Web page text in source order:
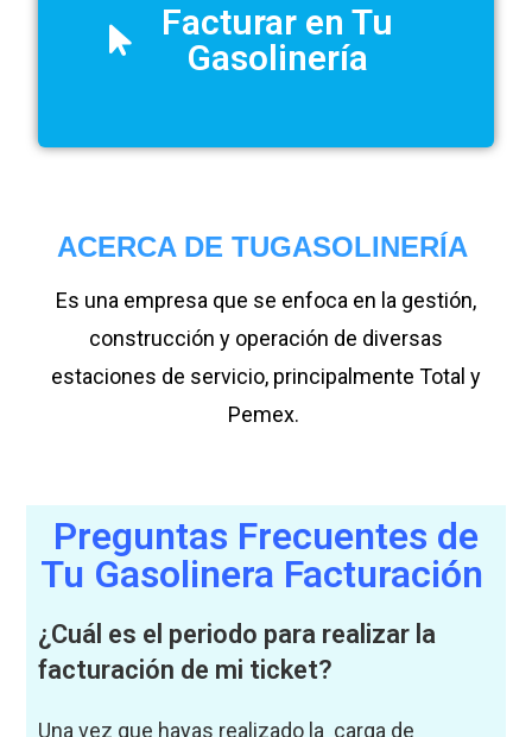
Facturar en Tu
Gasolinería
ACERCA DE TUGASOLINERÍA
Es una empresa que se enfoca en la gestión,
construcción y operación de diversas
estaciones de servicio, principalmente Total y
Pemex.
Preguntas Frecuentes de
Tu Gasolinera Facturación
¿Cuál es el periodo para realizar la
facturación de mi ticket?
Una vez que hayas realizado la carga de